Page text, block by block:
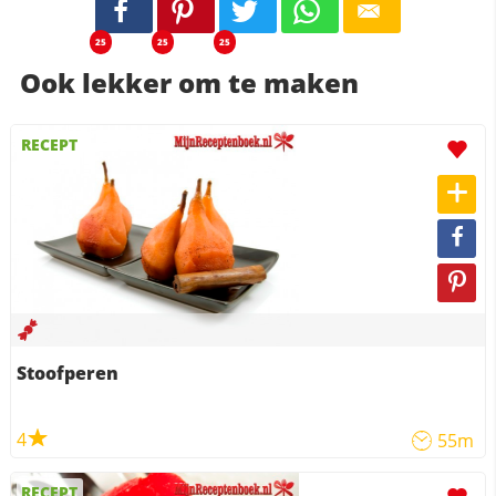
25 25 25
Ook lekker om te maken
RECEPT
Stoofperen
4 55m